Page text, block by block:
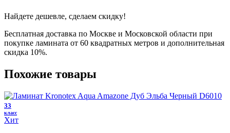
Найдете дешевле, сделаем скидку!
Бесплатная доставка по Москве и Московской области при
покупке ламината от 60 квадратных метров и дополнительная
скидка 10%.
Похожие товары
33
класс
Хит